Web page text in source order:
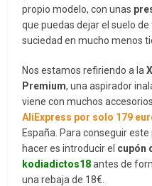
propio modelo, con unas
que puedas dejar el suelo
suciedad en mucho menos
Nos estamos refiriendo a la
Premium, una aspirador
viene con muchos
AliExpress por solo 179
España. Para conseguir
hacer es introducir el cupón
kodiadictos18antes de
una rebaja de 18€.